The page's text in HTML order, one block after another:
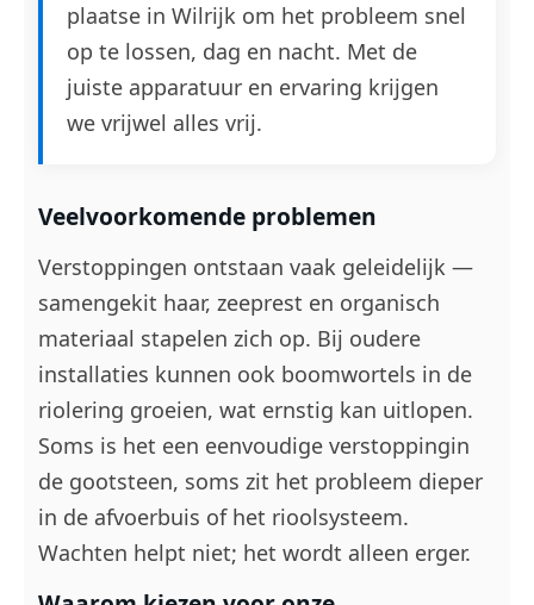
plaatse in Wilrijk om het probleem snel
op te lossen, dag en nacht. Met de
juiste apparatuur en ervaring krijgen
we vrijwel alles vrij.
Veelvoorkomende problemen
Verstoppingen ontstaan vaak geleidelijk —
samengekit haar, zeeprest en organisch
materiaal stapelen zich op. Bij oudere
installaties kunnen ook boomwortels in de
riolering groeien, wat ernstig kan uitlopen.
Soms is het een eenvoudige verstoppingin
de gootsteen, soms zit het probleem dieper
in de afvoerbuis of het rioolsysteem.
Wachten helpt niet; het wordt alleen erger.